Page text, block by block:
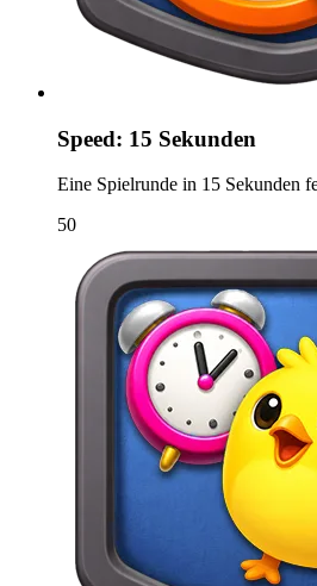
Speed: 15 Sekunden
Eine Spielrunde in 15 Sekunden
50